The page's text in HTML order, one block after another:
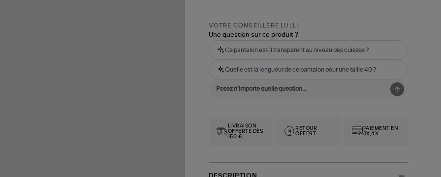
VOTRE CONSEILLÈRE LULLI
Une question sur ce produit ?
Ce pantalon est-il transparent au niveau des cuisses ?
Quelle est la longueur de ce pantalon pour une taille 40 ?
LIVRAISON
OFFERTE DÈS
150 €
RETOUR
OFFERT
PAIEMENT EN
3X,4X